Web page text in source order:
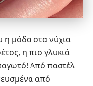
η μόδα στα νύχια
η πιο γλυκιά
Από παστέλ
από